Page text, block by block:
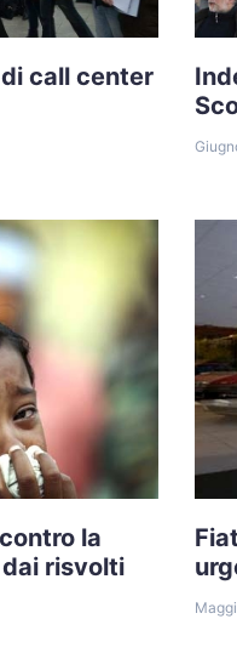
di call center
la
risvolti